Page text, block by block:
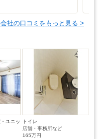
社の口コミをもっと見る >
ユニッ
トイレ
店舗・事務所など
165万円